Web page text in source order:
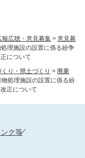
報広聴・意見募集 > 意見募
理施設の設置に係る紛争
について
り・県土づくり > 廃棄
処理施設の設置に係る紛
正について
ク等